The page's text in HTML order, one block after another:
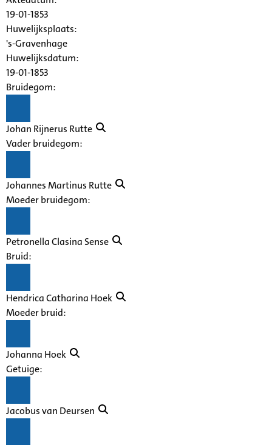
19-01-1853
Huwelijksplaats:
's-Gravenhage
Huwelijksdatum:
19-01-1853
Bruidegom:
Johan Rijnerus Rutte
Vader bruidegom:
Johannes Martinus Rutte
Moeder bruidegom:
Petronella Clasina Sense
Bruid:
Hendrica Catharina Hoek
Moeder bruid:
Johanna Hoek
Getuige:
Jacobus van Deursen